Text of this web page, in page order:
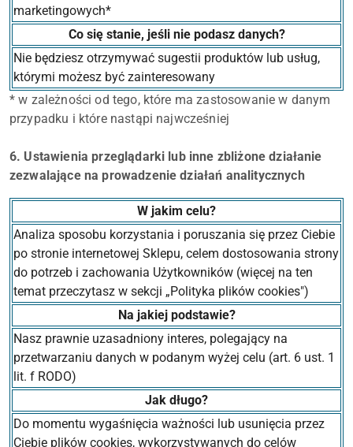
marketingowych*
Co się stanie, jeśli nie podasz danych?
Nie będziesz otrzymywać sugestii produktów lub usług,
którymi możesz być zainteresowany
* w zależności od tego, które ma zastosowanie w danym
przypadku i które nastąpi najwcześniej
6. Ustawienia przeglądarki lub inne zbliżone działanie
zezwalające na prowadzenie działań analitycznych
W jakim celu?
Analiza sposobu korzystania i poruszania się przez Ciebie
po stronie internetowej Sklepu, celem dostosowania strony
do potrzeb i zachowania Użytkowników (więcej na ten
temat przeczytasz w sekcji „Polityka plików cookies")
Na jakiej podstawie?
Nasz prawnie uzasadniony interes, polegający na
przetwarzaniu danych w podanym wyżej celu (art. 6 ust. 1
lit. f RODO)
Jak długo?
Do momentu wygaśnięcia ważności lub usunięcia przez
Ciebie plików cookies, wykorzystywanych do celów